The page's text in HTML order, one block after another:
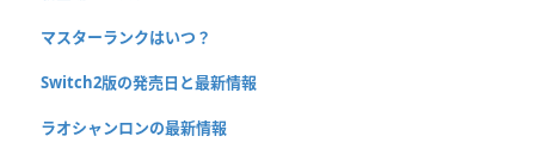
マスターランクはいつ？
Switch2版の発売日と最新情報
ラオシャンロンの最新情報